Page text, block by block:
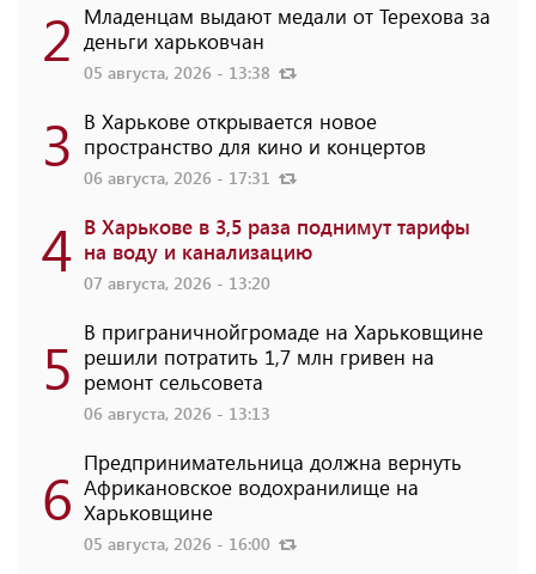
2 Младенцам выдают медали от Терехова за
деньги харьковчан
05 августа, 2026 - 13:38
3 В Харькове открывается новое
пространство для кино и концертов
06 августа, 2026 - 17:31
4 В Харькове в 3,5 раза поднимут тарифы
на воду и канализацию
07 августа, 2026 - 13:20
5 В приграничнойгромаде на Харьковщине
решили потратить 1,7 млн ​​гривен на
ремонт сельсовета
06 августа, 2026 - 13:13
6 Предпринимательница должна вернуть
Африкановское водохранилище на
Харьковщине
05 августа, 2026 - 16:00